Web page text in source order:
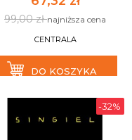
99,00 złnajniższa cena
CENTRALA
DO KOSZYKA
-32%